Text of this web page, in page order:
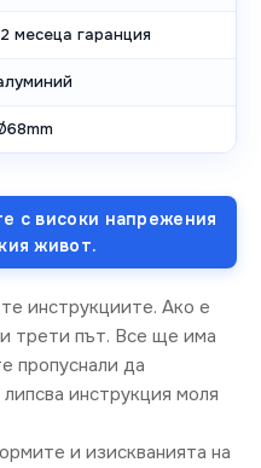
месеца гаранция
с високи напрежения
живот.
инструкциите. Ако е
трети път. Все ще има
пропуснали да
инструкция моля
и изискванията на